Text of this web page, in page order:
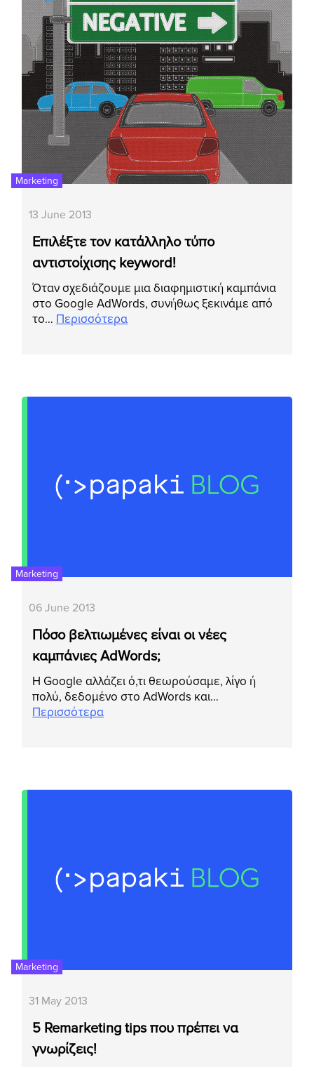
Marketing
13 June 2013
Επιλέξτε τον κατάλληλο τύπο
αντιστοίχισης keyword!
Όταν σχεδιάζουμε μια διαφημιστική καμπάνια
στο Google AdWords, συνήθως ξεκινάμε από
το… Περισσότερα
Marketing
06 June 2013
Πόσο βελτιωμένες είναι οι νέες
καμπάνιες AdWords;
Η Google αλλάζει ό,τι θεωρούσαμε, λίγο ή
πολύ, δεδομένο στο AdWords και…
Περισσότερα
Marketing
31 May 2013
5 Remarketing tips που πρέπει να
γνωρίζεις!